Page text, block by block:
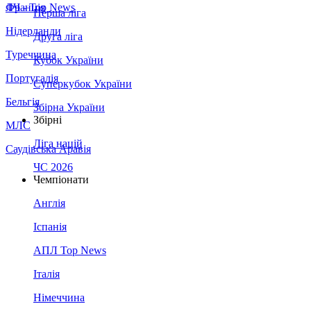
Франція
Нідерланди
Туреччина
Португалія
Бельгія
МЛС
Саудівська Аравія
ЛЧ - Top News
Перша ліга
Друга ліга
Кубок України
Суперкубок України
Збірна України
Збірні
Ліга націй
ЧС 2026
Чемпіонати
Англія
Іспанія
АПЛ Top News
Італія
Німеччина